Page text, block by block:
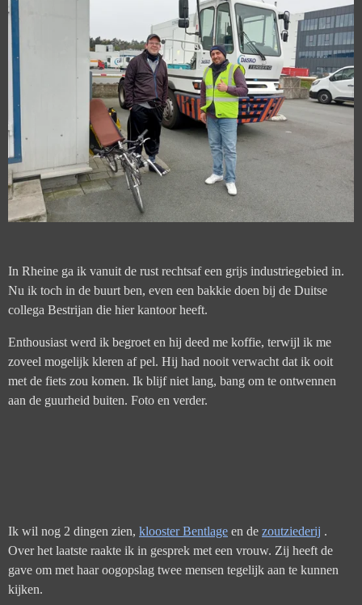
In Rheine ga ik vanuit de rust rechtsaf een grijs industriegebied in.
Nu ik toch in de buurt ben, even een bakkie doen bij de Duitse
collega Bestrijan die hier kantoor heeft.
Enthousiast werd ik begroet en hij deed me koffie, terwijl ik me
zoveel mogelijk kleren af pel. Hij had nooit verwacht dat ik ooit
met de fiets zou komen. Ik blijf niet lang, bang om te ontwennen
aan de guurheid buiten. Foto en verder.
Ik wil nog 2 dingen zien, klooster Bentlage en de zoutziederij .
Over het laatste raakte ik in gesprek met een vrouw. Zij heeft de
gave om met haar oogopslag twee mensen tegelijk aan te kunnen
kijken.